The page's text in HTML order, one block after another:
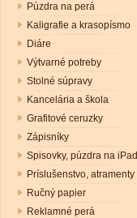
Púzdra na perá
Kaligrafie a krasopísmo
Diáre
Výtvarné potreby
Stolné súpravy
Kancelária a škola
Grafitové ceruzky
Zápisníky
Spisovky, púzdra na iPad
Príslušenstvo, atramenty
Ručný papier
Reklamné perá